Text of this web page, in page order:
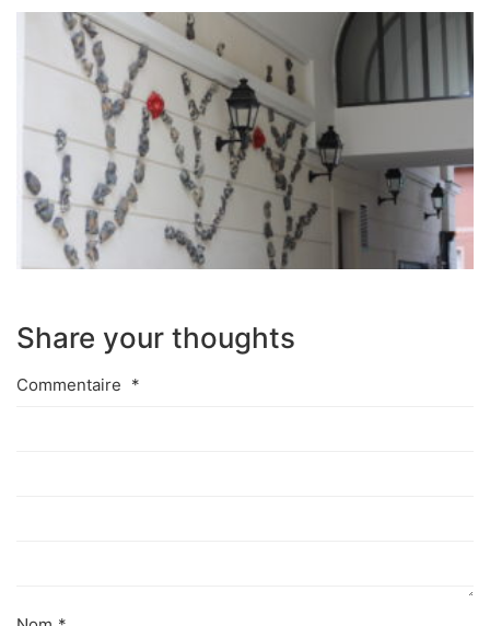
Share your thoughts
Commentaire *